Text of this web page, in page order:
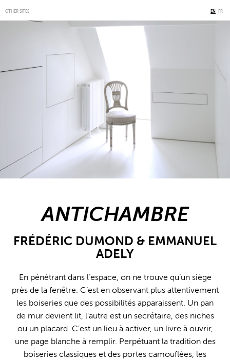
OTHER SITES EN FR
ANTICHAMBRE
FRÉDÉRIC DUMOND & EMMANUEL
ADELY
En pénétrant dans l’espace, on ne trouve qu’un siège
près de la fenêtre. C’est en observant plus attentivement
les boiseries que des possibilités apparaissent. Un pan
de mur devient lit, l’autre est un secrétaire, des niches
ou un placard. C’est un lieu à activer, un livre à ouvrir,
une page blanche à remplir. Perpétuant la tradition des
boiseries classiques et des portes camouflées, les